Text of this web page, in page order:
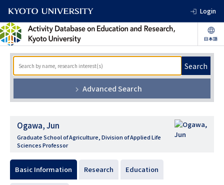
Login
Search
Advanced Search
Ogawa, Jun
Graduate School of Agriculture, Division of Applied Life
Sciences Professor
Basic Information Research Education